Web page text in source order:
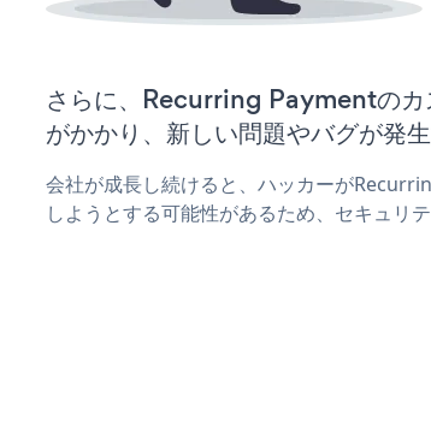
さらに、Recurring Paymentのカ
がかかり、新しい問題やバグが発
会社が成長し続けると、ハッカーが
しようとする可能性があるため、セキュリ